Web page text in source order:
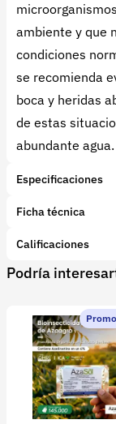
ambiente y que
condiciones
se recomienda
boca y heridas
de estas
abundante agua.
Especificaciones
Marca: Abonamos
Tipo de producto:
Subcategoría:
Ficha técnica
Calificaciones
1 Star
2 3
0 calificaciones
5 Estrellas
Podría